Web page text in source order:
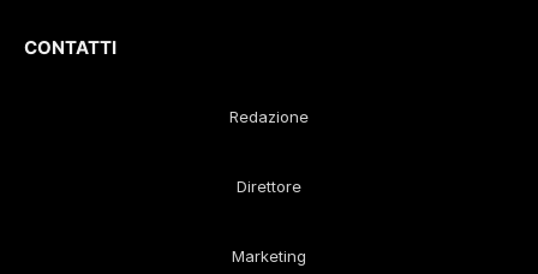
CONTATTI
Redazione
Direttore
Marketing